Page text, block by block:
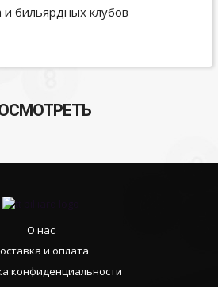
бильярдных клубов
О нас
и оплата
конфиденциальности